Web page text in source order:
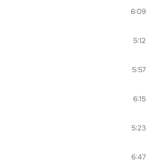
6:09
5:12
5:57
6:15
5:23
6:47